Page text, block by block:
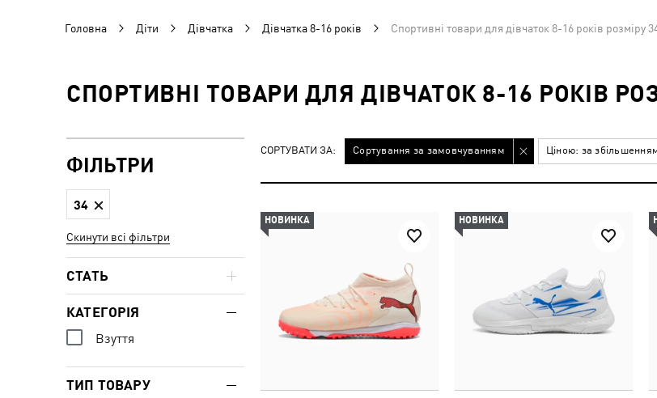
Головна Діти Дівчатка Дівчатка 8-16 років Спортивні товари для дівчаток 8-16 років розміру
СПОРТИВНІ ТОВАРИ ДЛЯ ДІВЧАТОК 8-16 РОКІВ
СОРТУВАТИ ЗА: Сортування за замовчуванням Ціною: за
НОВИНКА НОВИНКА
ФІЛЬТРИ
34
Скинути всі фільтри
СТАТЬ
КАТЕГОРІЯ
Взуття
ТИП ТОВАРУ